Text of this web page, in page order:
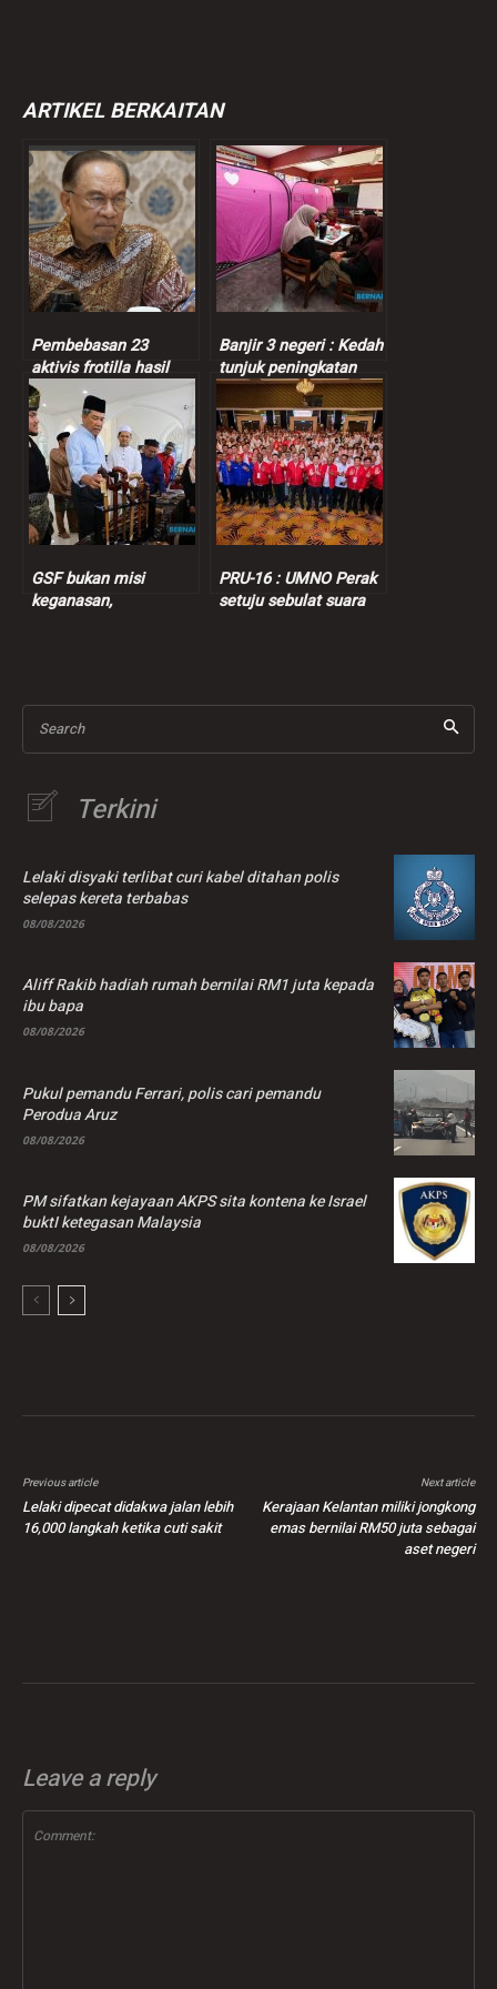
ARTIKEL BERKAITAN
Pembebasan 23
aktivis frotilla hasil
strategi Anwar,
kebijaksanaan
diplomasi Malaysia
Banjir 3 negeri : Kedah
tunjuk peningkatan
jumlah mangsa, Perak,
Johor tak berubah
GSF bukan misi
keganasan,
PRU-16 : UMNO Perak
setuju sebulat suara
Search
Terkini
Lelaki disyaki terlibat curi kabel ditahan polis
selepas kereta terbabas
08/08/2026
Aliff Rakib hadiah rumah bernilai RM1 juta kepada
ibu bapa
08/08/2026
Pukul pemandu Ferrari, polis cari pemandu
Perodua Aruz
08/08/2026
PM sifatkan kejayaan AKPS sita kontena ke Israel
buktI ketegasan Malaysia
08/08/2026
Previous article
Lelaki dipecat didakwa jalan lebih
16,000 langkah ketika cuti sakit
Next article
Kerajaan Kelantan miliki jongkong
emas bernilai RM50 juta sebagai
aset negeri
Leave a reply